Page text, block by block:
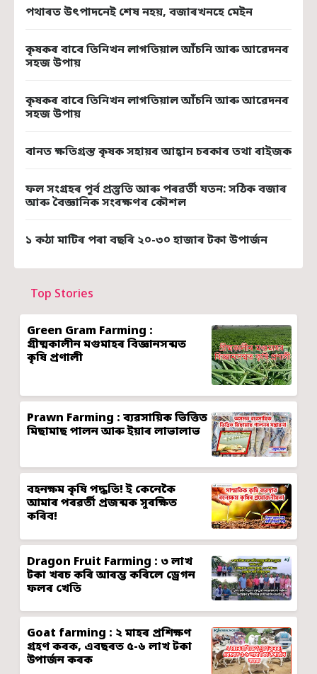
পথাৰত উৎপাদনেই শেষ নহয়, বজাৰখনহে মেইন
কৃষকৰ বাবে তিনিখন লাগতিয়াল আঁচনি আৰু আৱেদনৰ
সহজ উপায়
কৃষকৰ বাবে তিনিখন লাগতিয়াল আঁচনি আৰু আৱেদনৰ
সহজ উপায়
বানত ক্ষতিগ্ৰস্ত কৃষক সহায়ৰ আহ্বান চৰকাৰ তথা ৰাইজক
ফল সংগ্ৰহৰ পূৰ্ব প্ৰস্তুতি আৰু পৰৱৰ্তী যতন: সঠিক বজাৰ
আৰু বৈজ্ঞানিক সংৰক্ষণৰ কৌশল
১ কঠা মাটিৰ পৰা বছৰি ২০-৩০ হাজাৰ টকা উপাৰ্জন
Top Stories
Green Gram Farming :
গ্ৰীষ্মকালীন মগুমাহৰ বিজ্ঞানসন্মত
কৃষি প্ৰণালী
Prawn Farming : ব্যৱসায়িক ভিত্তিত
মিছামাছ পালন আৰু ইয়াৰ লাভালাভ
বহনক্ষম কৃষি পদ্ধতি! ই কেনেকৈ
আমাৰ পৰৱৰ্তী প্ৰজন্মক সুৰক্ষিত
কৰিব!
Dragon Fruit Farming : ৩ লাখ
টকা খৰচ কৰি আৰম্ভ কৰিলে ড্ৰেগন
ফলৰ খেতি
Goat farming : ২ মাহৰ প্ৰশিক্ষণ
গ্ৰহণ কৰক, এবছৰত ৫-৬ লাখ টকা
উপাৰ্জন কৰক